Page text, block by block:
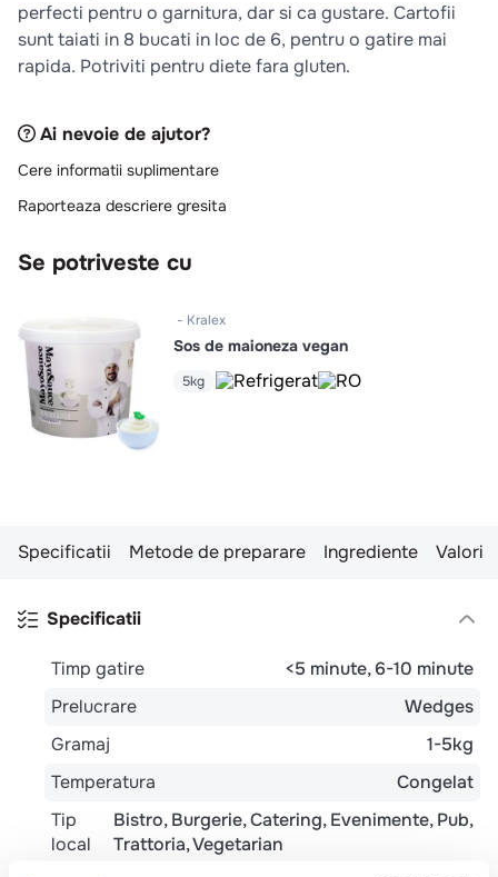
perfecti pentru o garnitura, dar si ca gustare. Cartofii
sunt taiati in 8 bucati in loc de 6, pentru o gatire mai
rapida. Potriviti pentru diete fara gluten.
Ai nevoie de ajutor?
Cere informatii suplimentare
Raporteaza descriere gresita
Se potriveste cu
Kralex
Sos de maioneza vegan
5kg
Specificatii Metode de preparare Ingrediente Valori
Specificatii
Timp gatire <5 minute 6-10 minute
Prelucrare
Wedges
Gramaj
1-5kg
Temperatura
Congelat
Tip
local
Bistro Burgerie Catering Evenimente Pub
Trattoria Vegetarian